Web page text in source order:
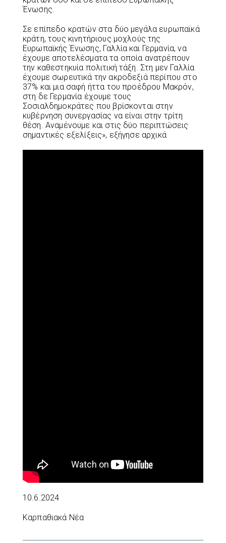
Ένωσης.
Σε επίπεδο κρατών στα δύο μεγάλα ευρωπαϊκά
κράτη, τους κινητήριους μοχλούς της
Ευρωπαϊκής Ένωσης, Γαλλία και Γερμανία, να
έχουμε αποτελέσματα τα οποία ανατρέπουν
την καθεστηκυία πολιτική τάξη. Στη μεν Γαλλία
έχουμε σωρευτικά την ακροδεξιά περίπου στο
37% και μια σαφή ήττα του προέδρου Μακρόν,
στη δε Γερμανία έχουμε τους
Σοσιαλδημοκράτες που βρίσκονται στην
κυβέρνηση συνεργασίας να είναι στην τρίτη
θέση. Αναμένουμε και στις δύο περιπτώσεις
σημαντικές εξελίξεις», εξήγησε αρχικά
10.6.2024
Καρπαθιακά Νέα